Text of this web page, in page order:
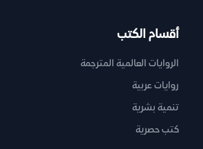
أقسام الكتب
الروايات العالمية المترجمة
روايات عربية
تنمية بشرية
كتب حصرية